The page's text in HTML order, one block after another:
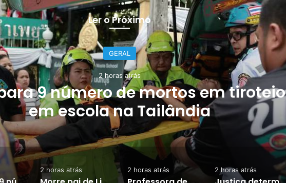
Ler o Próximo
GERAL
2 horas atrás
9 número de mortos em tiroteio
em escola na Tailândia
2 horas atrás 2 horas atrás 2 horas atrás